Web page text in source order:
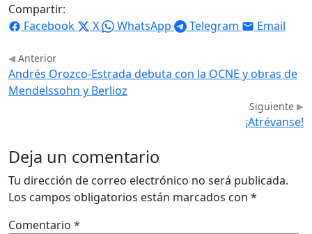
Compartir:
Facebook
X WhatsApp Telegram Email
Anterior
Andrés Orozco-Estrada debuta con la OCNE y obras de
Mendelssohn y Berlioz
Siguiente
¡Atrévanse!
Deja un comentario
Tu dirección de correo electrónico no será publicada.
Los campos obligatorios están marcados con *
Comentario *